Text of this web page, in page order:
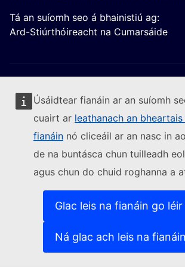
Úsáidtear fianáin ar an suíomh
cuairt ar leathanach an
fianáin nó cliceáil ar an nasc in
de na buntásca chun tuilleadh
agus chun do chuid roghanna a
Glac leis na fianáin go léir
Ná glac ach leis na
Tá an suíomh seo á bhainistiú ag:
Ard-Stiúrthóireacht na Cumarsáide
Lean an Coimisiún Eorpach
Sonraí teagmhála(External link)
Leochaileacht TF a thuairisciú(External
Teangacha ar ár suíomhanna gréasáin
(External link)
Beartas príobháideachais
Fógra dlíthiúil
(External link)
Inrochtaineacht